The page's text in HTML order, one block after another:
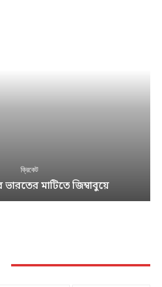
ক্রিকেট
মাটিতে জিম্বাবুয়ে